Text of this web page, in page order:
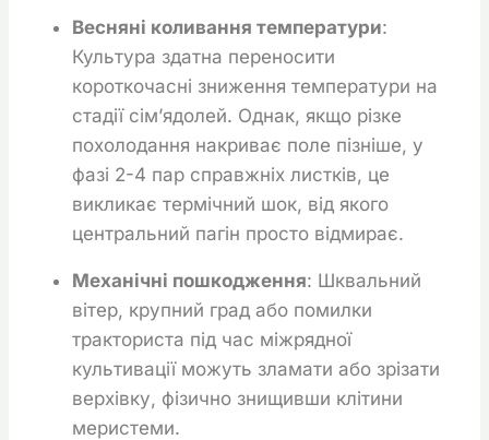
Весняні коливання температури:
Культура здатна переносити
короткочасні зниження температури на
стадії сім’ядолей. Однак, якщо різке
похолодання накриває поле пізніше, у
фазі 2-4 пар справжніх листків, це
викликає термічний шок, від якого
центральний пагін просто відмирає.
Механічні пошкодження: Шквальний
вітер, крупний град або помилки
тракториста під час міжрядної
культивації можуть зламати або зрізати
верхівку, фізично знищивши клітини
меристеми.